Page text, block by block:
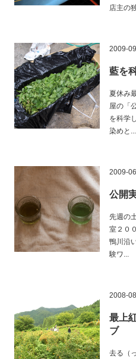
店主の
2009-
藍を
夏休み
屋の「
を科学
染めと...
2009-
公開
先週の
室２０
鴨川沿
験ワ...
2008-
最上
ブ
去る（